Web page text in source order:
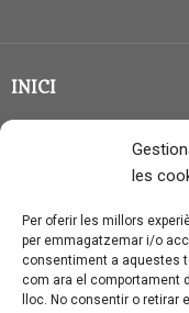
les
Per oferir les millors
per emmagatzemar i/o
consentiment a aquestes
com ara el comportament
lloc. No consentir o
INICI
CLASSE EN GRUP
QUI SOC?
CONTACTE
AVÍS LEGAL I